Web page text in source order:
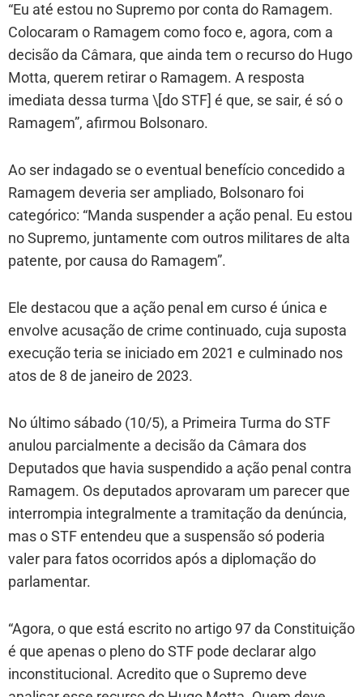
“Eu até estou no Supremo por conta do Ramagem.
Colocaram o Ramagem como foco e, agora, com a
decisão da Câmara, que ainda tem o recurso do Hugo
Motta, querem retirar o Ramagem. A resposta
imediata dessa turma \[do STF] é que, se sair, é só o
Ramagem”, afirmou Bolsonaro.
Ao ser indagado se o eventual benefício concedido a
Ramagem deveria ser ampliado, Bolsonaro foi
categórico: “Manda suspender a ação penal. Eu estou
no Supremo, juntamente com outros militares de alta
patente, por causa do Ramagem”.
Ele destacou que a ação penal em curso é única e
envolve acusação de crime continuado, cuja suposta
execução teria se iniciado em 2021 e culminado nos
atos de 8 de janeiro de 2023.
No último sábado (10/5), a Primeira Turma do STF
anulou parcialmente a decisão da Câmara dos
Deputados que havia suspendido a ação penal contra
Ramagem. Os deputados aprovaram um parecer que
interrompia integralmente a tramitação da denúncia,
mas o STF entendeu que a suspensão só poderia
valer para fatos ocorridos após a diplomação do
parlamentar.
“Agora, o que está escrito no artigo 97 da Constituição
é que apenas o pleno do STF pode declarar algo
inconstitucional. Acredito que o Supremo deve